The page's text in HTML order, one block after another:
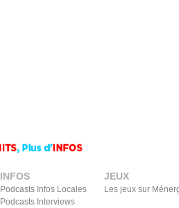
INFOS
Podcasts Infos Locales
Podcasts Interviews
JEUX
Les jeux sur